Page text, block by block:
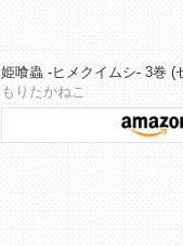
姫喰蟲 -ヒメクイムシ- 3巻 (
もりたかねこ